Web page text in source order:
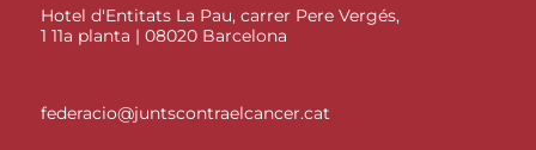
Hotel d'Entitats La Pau, carrer Pere Vergés,
1 11a planta | 08020 Barcelona
federacio@juntscontraelcancer.cat